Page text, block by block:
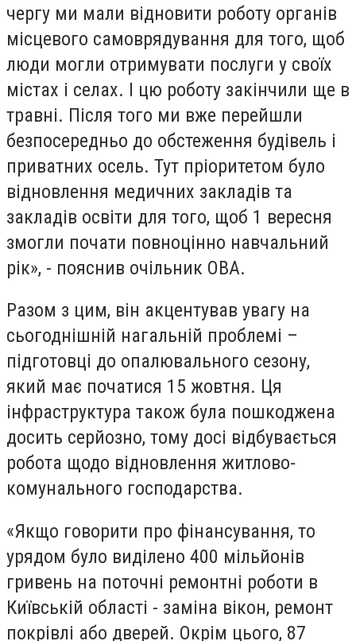
чергу ми мали відновити роботу органів
місцевого самоврядування для того, щоб
люди могли отримувати послуги у своїх
містах і селах. І цю роботу закінчили ще в
травні. Після того ми вже перейшли
безпосередньо до обстеження будівель і
приватних осель. Тут пріоритетом було
відновлення медичних закладів та
закладів освіти для того, щоб 1 вересня
змогли почати повноцінно навчальний
рік», - пояснив очільник ОВА.
Разом з цим, він акцентував увагу на
сьогоднішній нагальній проблемі –
підготовці до опалювального сезону,
який має початися 15 жовтня. Ця
інфраструктура також була пошкоджена
досить серйозно, тому досі відбувається
робота щодо відновлення житлово-
комунального господарства.
«Якщо говорити про фінансування, то
урядом було виділено 400 мільйонів
гривень на поточні ремонтні роботи в
Київській області - заміна вікон, ремонт
покрівлі або дверей. Окрім цього, 87